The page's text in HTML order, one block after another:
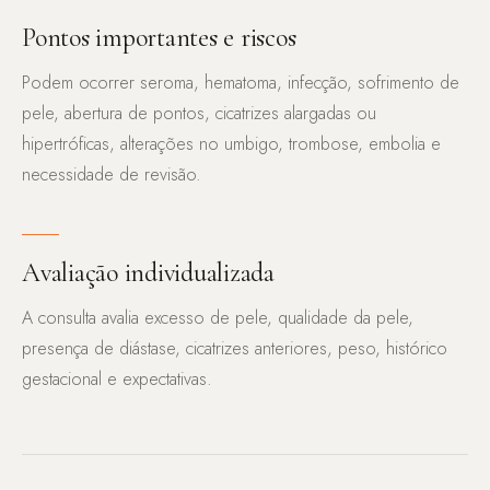
Pontos importantes e riscos
Podem ocorrer seroma, hematoma, infecção, sofrimento de
pele, abertura de pontos, cicatrizes alargadas ou
hipertróficas, alterações no umbigo, trombose, embolia e
necessidade de revisão.
Avaliação individualizada
A consulta avalia excesso de pele, qualidade da pele,
presença de diástase, cicatrizes anteriores, peso, histórico
gestacional e expectativas.